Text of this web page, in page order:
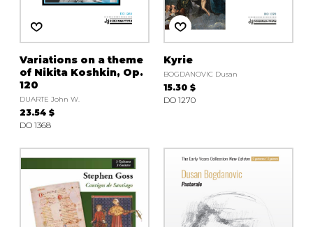
Variations on a theme
of Nikita Koshkin, Op.
120
DUARTE John W.
23.54 $
DO 1368
Kyrie
BOGDANOVIC Dusan
15.30 $
DO 1270